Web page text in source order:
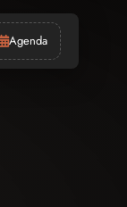
Agenda